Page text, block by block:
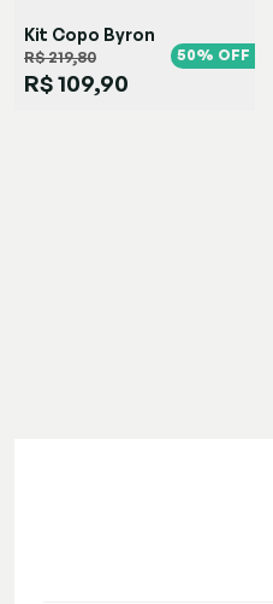
Kit Copo Byron
SNAPSEAL™ Preta
R$ 219,80
R$ 109,90
50% OFF